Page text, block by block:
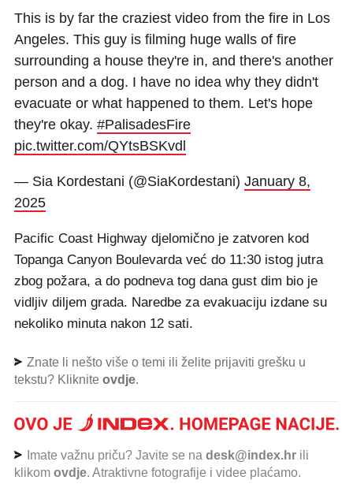
This is by far the craziest video from the fire in Los
Angeles. This guy is filming huge walls of fire
surrounding a house they're in, and there's another
person and a dog. I have no idea why they didn't
evacuate or what happened to them. Let's hope
they're okay. #PalisadesFire
pic.twitter.com/QYtsBSKvdl
— Sia Kordestani (@SiaKordestani) January 8,
2025
Pacific Coast Highway djelomično je zatvoren kod
Topanga Canyon Boulevarda već do 11:30 istog jutra
zbog požara, a do podneva tog dana gust dim bio je
vidljiv diljem grada. Naredbe za evakuaciju izdane su
nekoliko minuta nakon 12 sati.
Znate li nešto više o temi ili želite prijaviti grešku u
tekstu? Kliknite ovdje.
Imate važnu priču? Javite se na desk@index.hr ili
klikom ovdje. Atraktivne fotografije i videe plaćamo.